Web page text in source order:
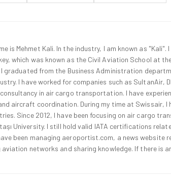
is Mehmet Kali. In the industry, I am known as
which was known as the Civil Aviation School at
I graduated from the Business Administration
I have worked for companies such as SultanAir,
in air cargo transportation. I have
aircraft coordination. During my time at Swissair,
Since 2012, I have been focusing on air cargo
University. I still hold valid IATA certifications
been managing aeroportist.com, a news
aviation networks and sharing knowledge. If there is